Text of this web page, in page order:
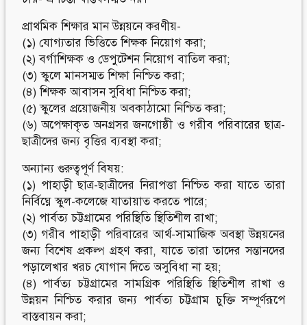
প্রাথমিক শিক্ষার মান উন্নয়নে করণীয়-
(১) যোগ্যতার ভিত্তিতে শিক্ষক নিয়োগ করা;
(২) বর্গাশিক্ষক ও ডেপুটেশন নিয়োগ বাতিল করা;
(৩) স্কুলে মানসম্মত শিক্ষা নিশ্চিত করা;
(৪) শিক্ষক আবাসন সুবিধা নিশ্চিত করা;
(৫) স্কুলের প্রয়োজনীয় অবকাঠামো নিশ্চিত করা;
(৬) অপেক্ষাকৃত অনগ্রসর জনগোষ্ঠী ও গরীব পরিবারের ছাত্র-
ছাত্রীদের জন্য বৃত্তির ব্যবস্থা করা;
অন্যান্য গুরুত্বপূর্ণ বিষয়:
(১) পাহাড়ী ছাত্র-ছাত্রীদের নিরাপত্তা নিশ্চিত করা যাতে তারা
নির্বিঘ্নে স্কুল-কলেজে যাতায়াত করতে পারে;
(২) পার্বত্য চট্টগ্রামের পরিস্থিতি স্থিতিশীল রাখা;
(৩) গরীব পাহাড়ী পরিবারের আর্থ-সামাজিক অবস্থা উন্নয়নের
জন্য বিশেষ প্রকল্প গ্রহণ করা, যাতে তারা তাদের সন্তানদের
পড়ালেখার খরচ যোগান দিতে অসুবিধা না হয়;
(৪) পার্বত্য চট্টগ্রামের সামগ্রিক পরিস্থিতি স্থিতিশীল রাখা ও
উন্নয়ন নিশ্চিত করার জন্য পার্বত্য চট্টগ্রাম চুক্তি সম্পূর্ণরূপে
বাস্তবায়ন করা;